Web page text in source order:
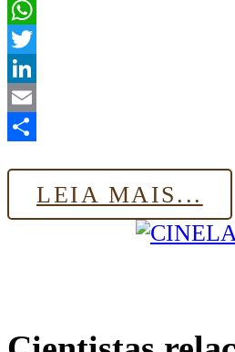
Facebook
WhatsApp
Twitter
LinkedIn
Email
LEIA MAIS...